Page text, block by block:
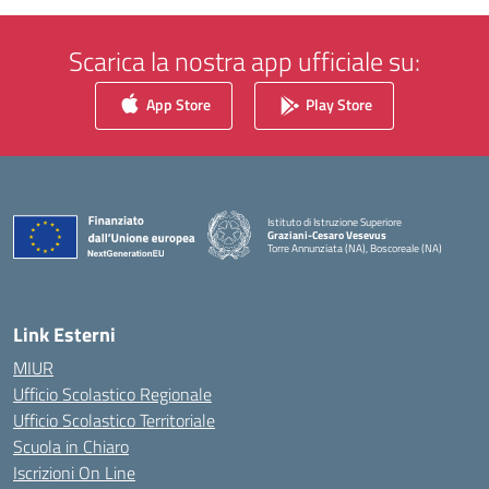
Scarica la nostra app ufficiale su:
App Store Play Store
Istituto di Istruzione Superiore
Graziani-Cesaro Vesevus
Torre Annunziata (NA), Boscoreale (NA)
Link Esterni
MIUR
Ufficio Scolastico Regionale
Ufficio Scolastico Territoriale
Scuola in Chiaro
Iscrizioni On Line